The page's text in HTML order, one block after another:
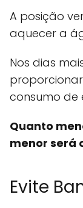
A posição
aquecer a
Nos dias
consumo de
Quanto
menor será
Evite